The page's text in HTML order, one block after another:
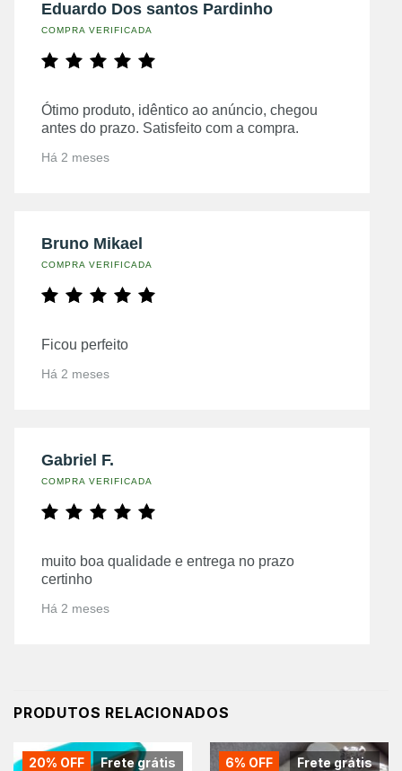
Eduardo Dos santos Pardinho
COMPRA VERIFICADA
Ótimo produto, idêntico ao anúncio, chegou
antes do prazo. Satisfeito com a compra.
Há 2 meses
Bruno Mikael
COMPRA VERIFICADA
Ficou perfeito
Há 2 meses
Gabriel F.
COMPRA VERIFICADA
muito boa qualidade e entrega no prazo
certinho
Há 2 meses
PRODUTOS RELACIONADOS
Frete grátis
20% OFF Frete grátis
6% OFF